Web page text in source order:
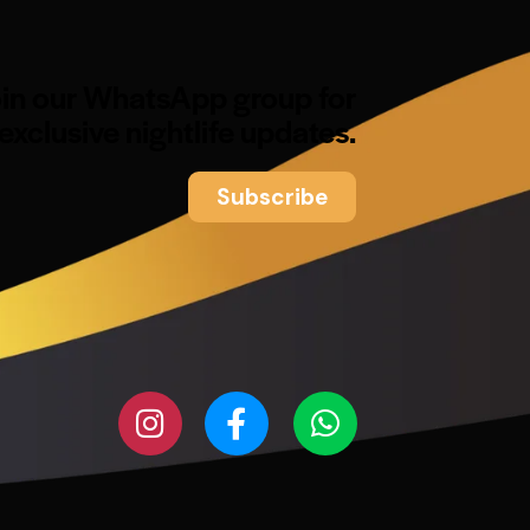
exclusive nightlife updates.
Subscribe